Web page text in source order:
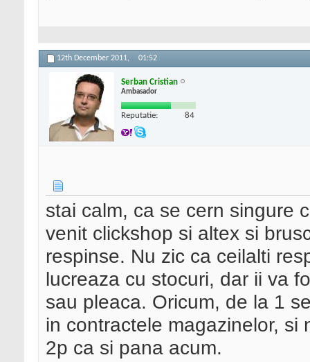
12th December 2011, 01:52
Serban Cristian
Ambasador
Reputatie: 84
stai calm, ca se cern singure
venit clickshop si altex si
respinse. Nu zic ca ceilalti
lucreaza cu stocuri, dar ii va
sau pleaca. Oricum, de la 1
in contractele magazinelor,
2p ca si pana acum.